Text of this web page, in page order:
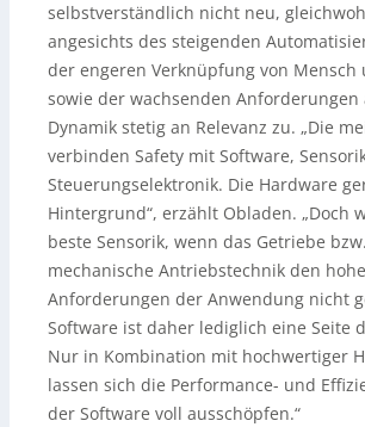
selbstverständlich nicht neu,
angesichts des steigenden
der engeren Verknüpfung von Mensch
sowie der wachsenden Anforderungen
Dynamik stetig an Relevanz zu. „Die
verbinden Safety mit Software,
Steuerungselektronik. Die Hardware
Hintergrund“, erzählt Obladen. „Doch
beste Sensorik, wenn das Getriebe
mechanische Antriebstechnik den
Anforderungen der Anwendung nicht
Software ist daher lediglich eine Seite
Nur in Kombination mit hochwertiger
lassen sich die Performance- und
der Software voll ausschöpfen.“